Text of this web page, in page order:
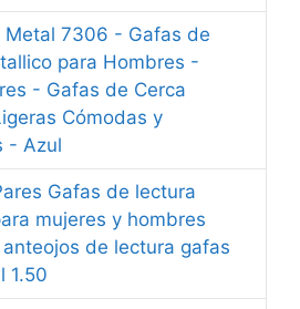
Metal 7306 - Gafas de
para Hombres -
- Gafas de Cerca
Cómodas y
- Azul
Gafas de lectura
mujeres y hombres
de lectura gafas
1.50